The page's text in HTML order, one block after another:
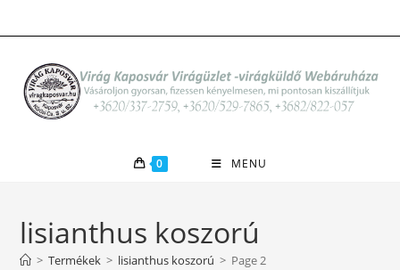
to
0 MENU
lisianthus koszorú
> Termékek > lisianthus koszorú > Page 2